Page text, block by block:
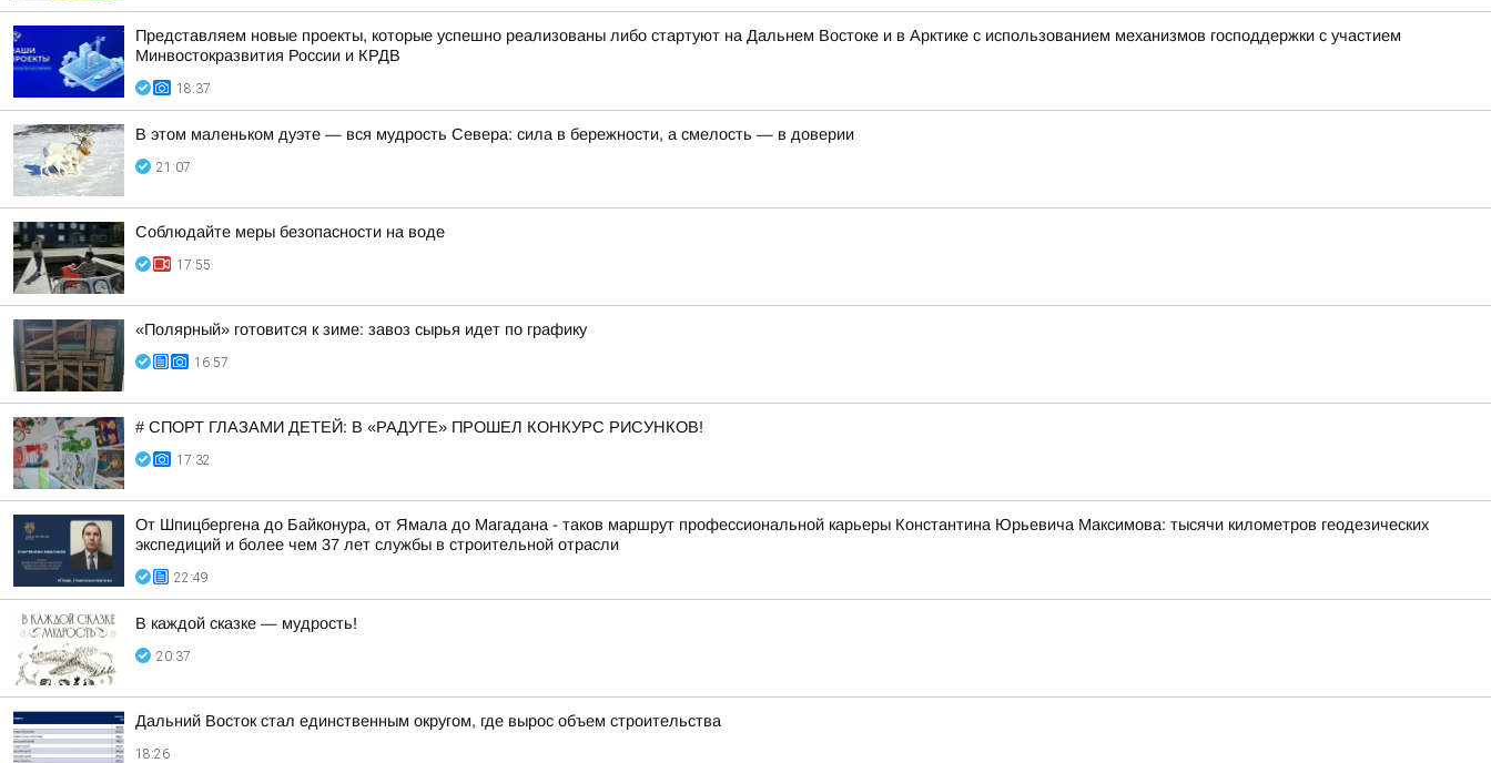
Представляем новые проекты, которые успешно реализованы либо стартуют на Дальнем Востоке и в Арктике с использованием механизмов господдержки с участием
Минвостокразвития России и КРДВ
18:37
В этом маленьком дуэте — вся мудрость Севера: сила в бережности, а смелость — в доверии
21:07
Соблюдайте меры безопасности на воде
17:55
«Полярный» готовится к зиме: завоз сырья идет по графику
16:57
# СПОРТ ГЛАЗАМИ ДЕТЕЙ: В «РАДУГЕ» ПРОШЕЛ КОНКУРС РИСУНКОВ!
17:32
От Шпицбергена до Байконура, от Ямала до Магадана - таков маршрут профессиональной карьеры Константина Юрьевича Максимова: тысячи километров геодезических
экспедиций и более чем 37 лет службы в строительной отрасли
22:49
В каждой сказке — мудрость!
20:37
Дальний Восток стал единственным округом, где вырос объем строительства
18:26